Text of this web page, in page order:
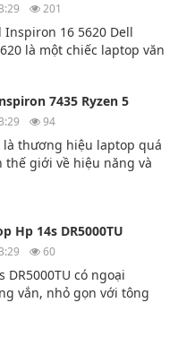
201
16 5620 Dell
là một chiếc laptop văn
mượt mà.
7435 Ryzen 5
94
là thương hiệu laptop quá
thế giới về hiệu năng và
Hp 14s DR5000TU
60
DR5000TU có ngoại
vắn, nhỏ gọn với tông